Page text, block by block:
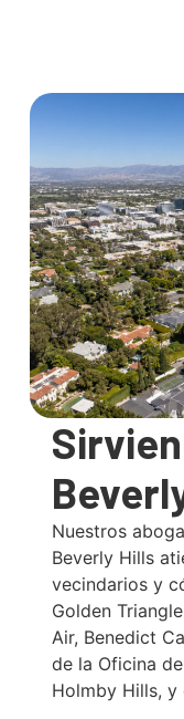
Nuestros
Beverly Hills
vecindarios y
Golden
Air, Benedict
de la Oficina
Holmby Hills,